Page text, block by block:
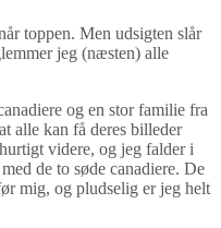
toppen. Men udsigten slår
jeg (næsten) alle
og en stor familie fra
alle kan få deres billeder
videre, og jeg falder i
de to søde canadiere. De
mig, og pludselig er jeg helt